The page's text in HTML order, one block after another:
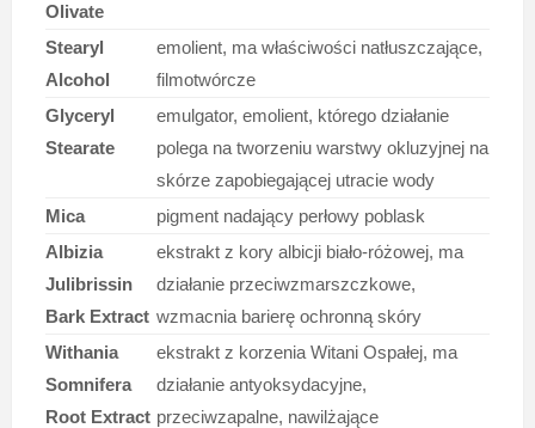
Olivate
Stearyl
Alcohol
emolient, ma właściwości natłuszczające,
filmotwórcze
Glyceryl
Stearate
emulgator, emolient, którego działanie
polega na tworzeniu warstwy okluzyjnej na
skórze zapobiegającej utracie wody
Mica
pigment nadający perłowy poblask
Albizia
Julibrissin
Bark Extract
ekstrakt z kory albicji biało-różowej, ma
działanie przeciwzmarszczkowe,
wzmacnia barierę ochronną skóry
Withania
Somnifera
Root Extract
ekstrakt z korzenia Witani Ospałej, ma
działanie antyoksydacyjne,
przeciwzapalne, nawilżające